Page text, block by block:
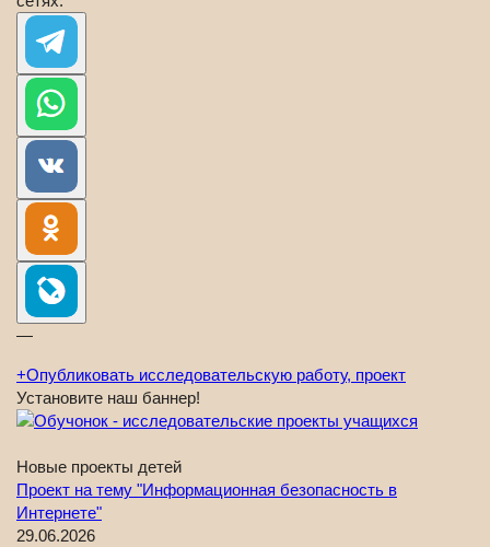
—
+Опубликовать исследовательскую работу, проект
Установите наш баннер!
Новые проекты детей
Проект на тему "Информационная безопасность в
Интернете"
29.06.2026